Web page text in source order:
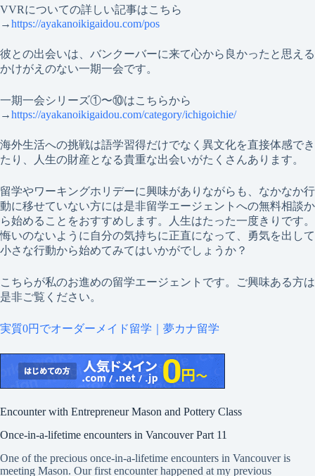
VVRについての詳しい記事はこちら
→https://ayakanoikigaidou.com/pos
彼との出会いは、バンクーバーに来て心から良かったと思える
かけがえのない一期一会です。
一期一会シリーズ①〜⑩はこちらから
→https://ayakanoikigaidou.com/category/ichigoichie/
海外生活への挑戦は語学習得だけでなく異文化を直接体感でき
たり、人生の財産となる貴重な出会いがたくさんあります。
留学やワーキングホリデーに興味がありながらも、なかなか行
動に移せていない方には是非留学エージェントへの無料相談か
ら始めることをおすすめします。人生はたった一度きりです。
悔いのないように自分の気持ちに正直になって、勇気を出して
小さな行動から始めてみてはいかがでしょうか？
こちらが私のお進めの留学エージェントです。ご興味ある方は
是非ご覧ください。
実質0円でオーダーメイド留学｜夢カナ留学
Encounter with Entrepreneur Mason and Pottery Class
Once-in-a-lifetime encounters in Vancouver Part 11
One of the precious once-in-a-lifetime encounters in Vancouver is
meeting Mason. Our first encounter happened at my previous